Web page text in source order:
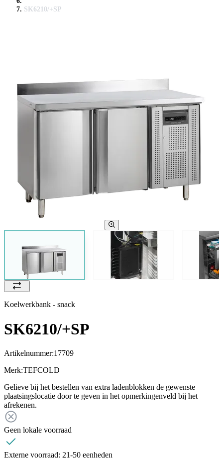
SK6210/+SP
Koelwerkbank - snack
SK6210/+SP
Artikelnummer:17709
Merk:TEFCOLD
Gelieve bij het bestellen van extra ladenblokken de gewenste
plaatsingslocatie door te geven in het opmerkingenveld bij het
afrekenen.
Geen lokale voorraad
Externe voorraad: 21-50 eenheden